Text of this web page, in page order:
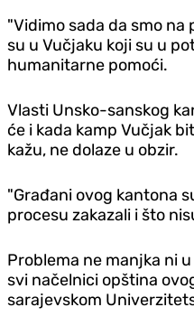
"Vidimo sada da smo
su u Vučjaku koji su u
humanitarne pomoći.
Vlasti Unsko-sanskog
će i kada kamp Vučjak
kažu, ne dolaze u obzir.
"Građani ovog kantona
procesu zakazali i što
Problema ne manjka ni
svi načelnici opština
sarajevskom